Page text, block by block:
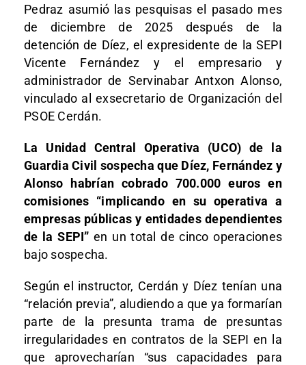
Pedraz asumió las pesquisas el pasado mes
de diciembre de 2025 después de la
detención de Díez, el expresidente de la SEPI
Vicente Fernández y el empresario y
administrador de Servinabar Antxon Alonso,
vinculado al exsecretario de Organización del
PSOE Cerdán.
La Unidad Central Operativa (UCO) de la
Guardia Civil sospecha que Díez, Fernández y
Alonso habrían cobrado 700.000 euros en
comisiones “implicando en su operativa a
empresas públicas y entidades dependientes
de la SEPI” en un total de cinco operaciones
bajo sospecha.
Según el instructor, Cerdán y Díez tenían una
“relación previa”, aludiendo a que ya formarían
parte de la presunta trama de presuntas
irregularidades en contratos de la SEPI en la
que aprovecharían “sus capacidades para